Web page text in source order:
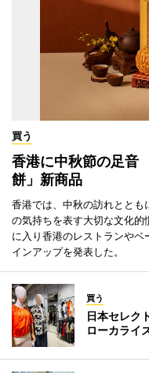
買う
香港に中秋節の足音
餅」新商品
香港では、中秋の訪れとと
の気持ちを表す大切な文化的
に入り香港のレストランや
インアップを発表した。
買う
日本セレク
ローカライ